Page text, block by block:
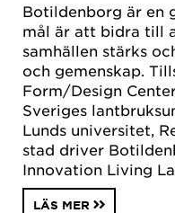
Botildenborg är en
mål är att bidra till
samhällen stärks
och gemenskap.
Form/Design
Sveriges
Lunds universitet,
stad driver
Innovation Living
LÄS MER